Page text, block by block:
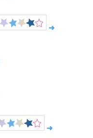
➜
➜